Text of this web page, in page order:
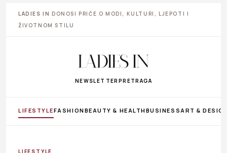
LADIES IN DONOSI PRIČE O MODI, KULTURI, LJEPOTI I
ŽIVOTNOM STILU
NEWSLETTER PRETRAGA
LIFESTYLEFASHIONBEAUTY & HEALTHBUSINESS ART &
LIFESTYLE